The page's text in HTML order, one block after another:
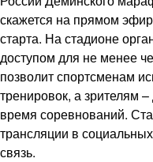
скажется на прямом
старта. На стадионе
доступом для не менее
позволит спортсменам
тренировок, а зрителям
время соревнований.
трансляции в
связь.